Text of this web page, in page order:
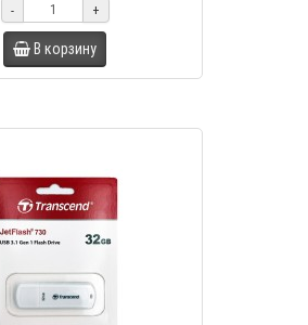
- +
В корзину